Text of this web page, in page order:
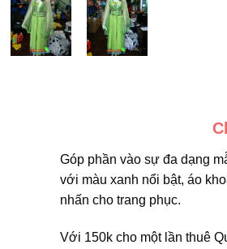
Góp phần vào sự đa dạng
với màu xanh nổi bật, áo
nhấn cho trang phục.
Với 150k cho một lần thuê